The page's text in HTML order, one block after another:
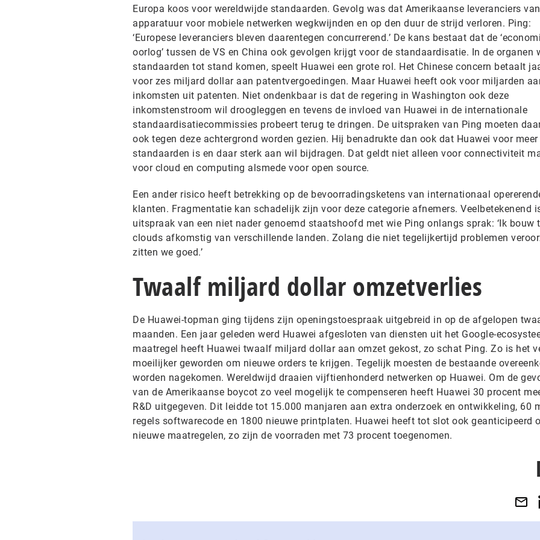
Europa koos voor wereldwijde standaarden. Gevolg was dat Amerikaanse leveranciers van
apparatuur voor mobiele netwerken wegkwijnden en op den duur de strijd verloren. Ping:
‘Europese leveranciers bleven daarentegen concurrerend.’ De kans bestaat dat de
oorlog’ tussen de VS en China ook gevolgen krijgt voor de standaardisatie. In de organen
standaarden tot stand komen, speelt Huawei een grote rol. Het Chinese concern betaalt
voor zes miljard dollar aan patentvergoedingen. Maar Huawei heeft ook voor miljarden
inkomsten uit patenten. Niet ondenkbaar is dat de regering in Washington ook deze
inkomstenstroom wil droogleggen en tevens de invloed van Huawei in de internationale
standaardisatiecommissies probeert terug te dringen. De uitspraken van Ping moeten
ook tegen deze achtergrond worden gezien. Hij benadrukte dan ook dat Huawei voor meer
standaarden is en daar sterk aan wil bijdragen. Dat geldt niet alleen voor connectiviteit
voor cloud en computing alsmede voor open source.
Een ander risico heeft betrekking op de bevoorradingsketens van internationaal
klanten. Fragmentatie kan schadelijk zijn voor deze categorie afnemers. Veelbetekenend
uitspraak van een niet nader genoemd staatshoofd met wie Ping onlangs sprak: ‘Ik bouw
clouds afkomstig van verschillende landen. Zolang die niet tegelijkertijd problemen
zitten we goed.’
Twaalf miljard dollar omzetverlies
De Huawei-topman ging tijdens zijn openingstoespraak uitgebreid in op de afgelopen
maanden. Een jaar geleden werd Huawei afgesloten van diensten uit het Google-
maatregel heeft Huawei twaalf miljard dollar aan omzet gekost, zo schat Ping. Zo is het
moeilijker geworden om nieuwe orders te krijgen. Tegelijk moesten de bestaande
worden nagekomen. Wereldwijd draaien vijftienhonderd netwerken op Huawei. Om de
van de Amerikaanse boycot zo veel mogelijk te compenseren heeft Huawei 30 procent
R&D uitgegeven. Dit leidde tot 15.000 manjaren aan extra onderzoek en ontwikkeling, 60
regels softwarecode en 1800 nieuwe printplaten. Huawei heeft tot slot ook geanticipeerd
nieuwe maatregelen, zo zijn de voorraden met 73 procent toegenomen.